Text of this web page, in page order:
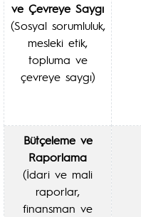
ve Çevreye Saygı
(Sosyal sorumluluk,
mesleki etik,
topluma ve
çevreye saygı)
Bütçeleme ve
Raporlama
(İdari ve mali
raporlar,
finansman ve